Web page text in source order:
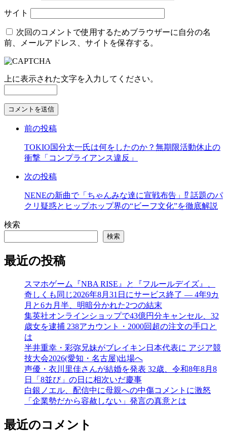
サイト
次回のコメントで使用するためブラウザーに自分の名
前、メールアドレス、サイトを保存する。
上に表示された文字を入力してください。
コ
す
る
前の投稿
TOKIO国分太一氏は何をしたのか？無期限活動休止の
衝撃「コンプライアンス違反」
次の投稿
NENEの新曲で「ちゃんみな達に宣戦布告」⁉ 話題のパ
クリ疑惑とヒップホップ界の“ビーフ文化”を徹底解説
検索
検索
最近の投稿
スマホゲーム『NBA RISE』と『フルールデイズ』、
奇しくも同じ2026年8月31日にサービス終了 ― 4年9カ
月と6カ月半、明暗分かれた2つの結末
集英社オンラインショップで43億円分キャンセル、32
歳女を逮捕 238アカウント・2000回超の注文の手口と
は
半井重幸・彩弥兄妹がブレイキン日本代表に アジア競
技大会2026(愛知・名古屋)出場へ
声優・衣川里佳さんが結婚を発表 32歳、令和8年8月8
日「8並び」の日に相次いだ慶事
白銀ノエル、配信中に母親への中傷コメントに激怒
「企業勢だから容赦しない」発言の真意とは
最近のコメント